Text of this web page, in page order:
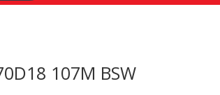
107M BSW